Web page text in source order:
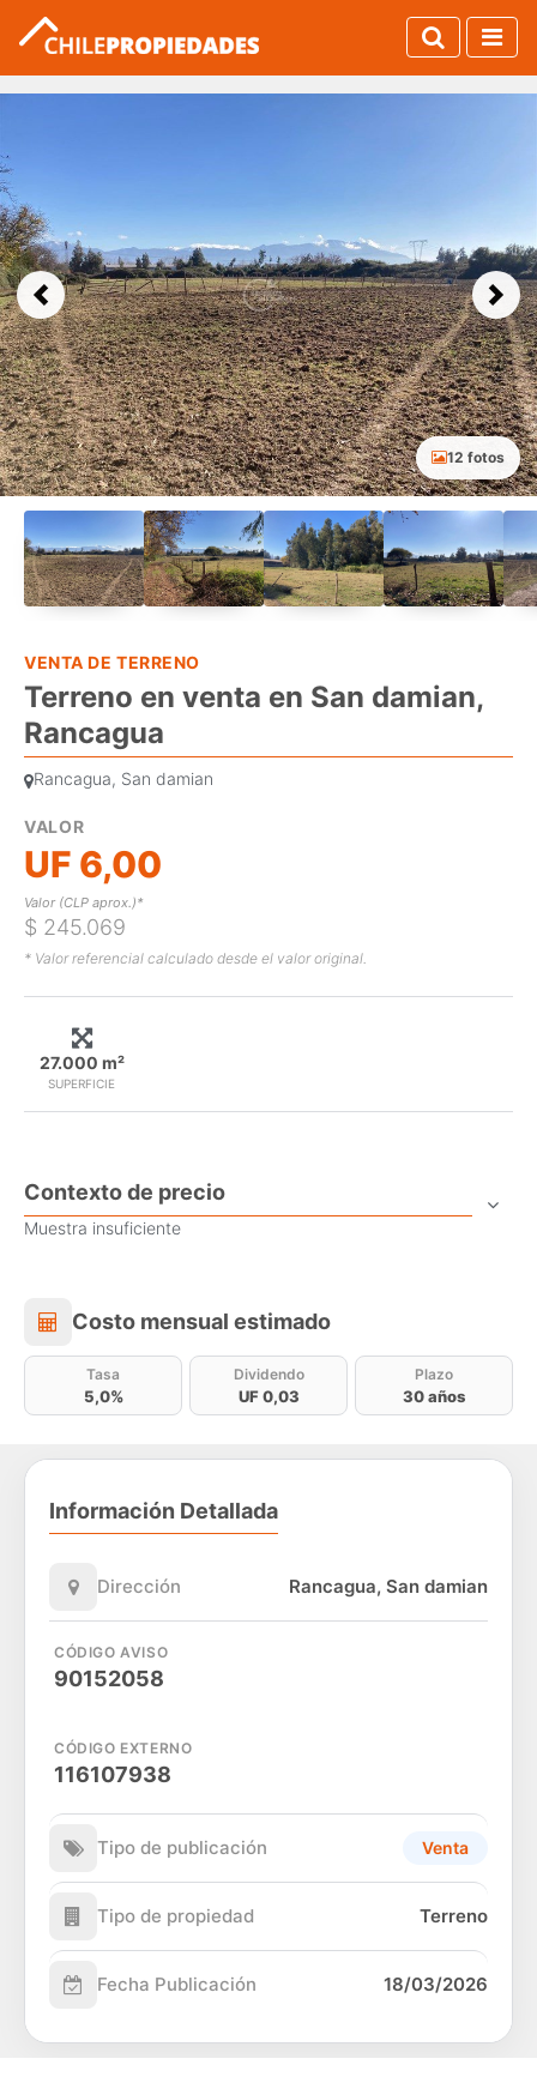
Previous Next
12 fotos
VENTA DE TERRENO
Terreno en venta en San damian,
Rancagua
Rancagua, San damian
VALOR
UF 6,00
Valor (CLP aprox.)*
$ 245.069
* Valor referencial calculado desde el valor original.
SUPERFICIE
27.000 m²
Contexto de precio
Muestra insuficiente
Costo mensual estimado
Costo mensual estimado
Tasa
5,0%
Dividendo
UF 0,03
Plazo
30 años
Información Detallada
Dirección Rancagua, San damian
CÓDIGO AVISO
90152058
CÓDIGO EXTERNO
116107938
Tipo de publicación Venta
Tipo de propiedad Terreno
Fecha Publicación 18/03/2026